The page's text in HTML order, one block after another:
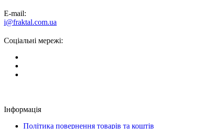
E-mail:
i@fraktal.com.ua
Соціальні мережі:
Інформація
Політика повернення товарів та коштів